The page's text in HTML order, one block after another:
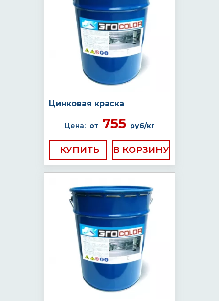
Цинковая краска
Цена: от755 руб/кг
КУПИТЬ